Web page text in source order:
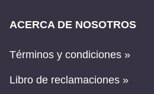
ACERCA DE NOSOTROS
Términos y condiciones »
Libro de reclamaciones »